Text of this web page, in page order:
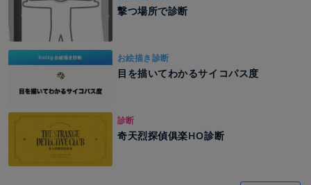
撃つ場所で診断
お絵描き診断
目を描いてわかるサイコパス度
診断
奇天烈探偵俱楽HO診断